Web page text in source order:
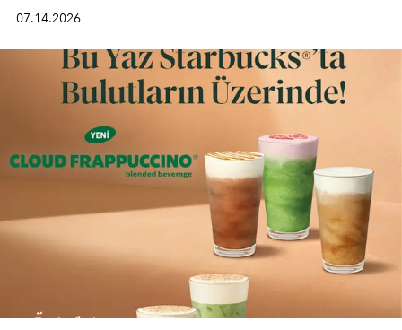
lüks" anlayışıyla buluşturan mekan; gurme lezzetleri, iyi
müziği ve açık havadaki özel puro alanını tek bir çatı
altında sunuyor.
07.14.2026